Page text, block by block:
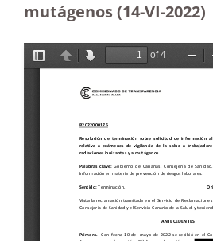
mutágenos (14-VI-2022)